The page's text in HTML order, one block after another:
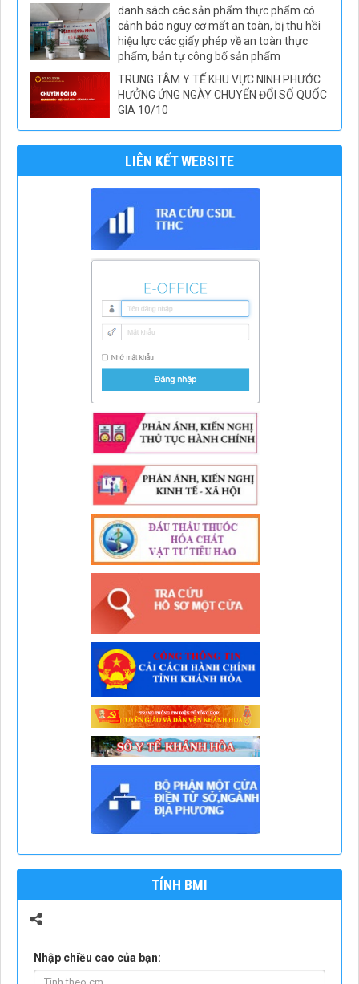
danh sách các sản phẩm thực phẩm có
cảnh báo nguy cơ mất an toàn, bị thu hồi
hiệu lực các giấy phép về an toàn thực
phẩm, bản tự công bố sản phẩm
TRUNG TÂM Y TẾ KHU VỰC NINH PHƯỚC
HƯỞNG ỨNG NGÀY CHUYỂN ĐỔI SỐ QUỐC
GIA 10/10
LIÊN KẾT WEBSITE
TÍNH BMI
Nhập chiều cao của bạn: